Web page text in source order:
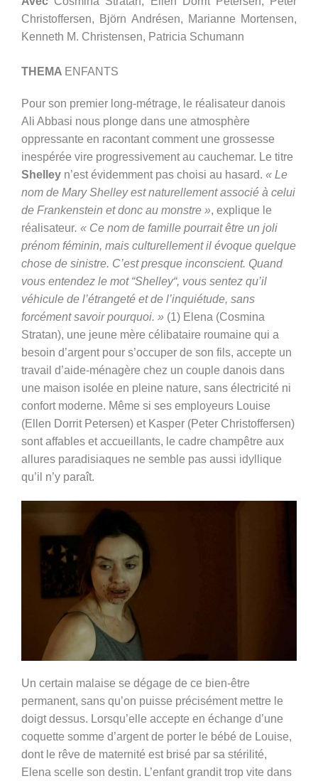
Christoffersen, Björn Andrésen, Marianne Mortensen,
Kenneth M. Christensen, Patricia Schumann
THEMA ENFANTS
Pour son premier long-métrage, le réalisateur danois
Ali Abbasi nous plonge dans une atmosphère
oppressante en racontant comment une grossesse
inespérée vire progressivement au cauchemar. Le titre
Shelley n’est évidemment pas choisi au hasard. « Le
nom de Mary Shelley est naturellement associé à celui
de Frankenstein et donc au monstre », explique le
réalisateur. « Ce nom de famille pourrait être un joli
prénom féminin, mais culturellement il évoque quelque
chose de sinistre. C’est presque inconscient. Quand
vous entendez le mot “Shelley“, vous sentez qu’il
véhicule de l’étrangeté et de l’inquiétude, sans
forcément savoir pourquoi. » (1) Elena (Cosmina
Stratan), une jeune mère célibataire roumaine qui a
besoin d’argent pour s’occuper de son fils, accepte un
travail d’aide-ménagère chez un couple danois dans
une maison isolée en pleine nature, sans électricité ni
confort moderne. Même si ses employeurs Louise
(Ellen Dorrit Petersen) et Kasper (Peter Christoffersen)
sont affables et accueillants, le cadre champêtre aux
allures paradisiaques ne semble pas aussi idyllique
qu’il n’y paraît.
Un certain malaise se dégage de ce bien-être
permanent, sans qu’on puisse précisément mettre le
doigt dessus. Lorsqu’elle accepte en échange d’une
coquette somme d’argent de porter le bébé de Louise,
dont le rêve de maternité est brisé par sa stérilité,
Elena scelle son destin. L’enfant grandit trop vite dans